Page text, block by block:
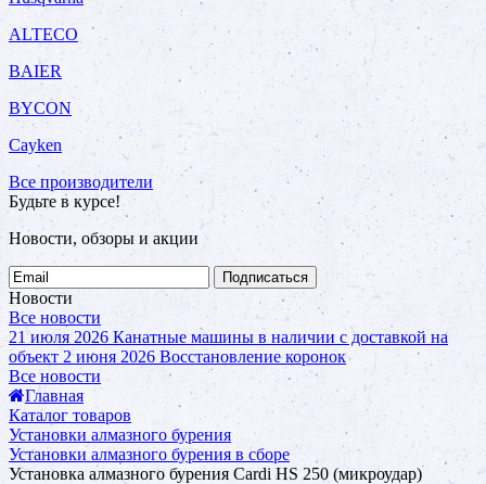
ALTECO
BAIER
BYCON
Cayken
Все производители
Будьте в курсе!
Новости, обзоры и акции
Подписаться
Новости
Все новости
21 июля 2026 Канатные машины в наличии с доставкой на
объект 2 июня 2026 Восстановление коронок
Все новости
Главная
Каталог товаров
Установки алмазного бурения
Установки алмазного бурения в сборе
Установка алмазного бурения Cardi HS 250 (микроудар)